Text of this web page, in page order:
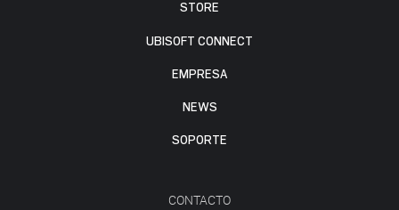
STORE
UBISOFT CONNECT
EMPRESA
NEWS
SOPORTE
CONTACTO